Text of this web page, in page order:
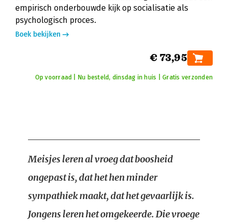
empirisch onderbouwde kijk op socialisatie als
psychologisch proces.
Boek bekijken
€ 73,95
Op voorraad | Nu besteld, dinsdag in huis | Gratis verzonden
Meisjes leren al vroeg dat boosheid
ongepast is, dat het hen minder
sympathiek maakt, dat het gevaarlijk is.
Jongens leren het omgekeerde. Die vroege